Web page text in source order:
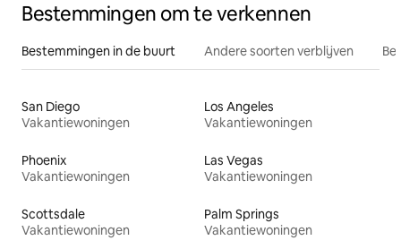
Bestemmingen om te verkennen
Bestemmingen in de buurt Andere soorten verblijven
San Diego
Vakantiewoningen
Los Angeles
Vakantiewoningen
Phoenix
Vakantiewoningen
Las Vegas
Vakantiewoningen
Scottsdale
Vakantiewoningen
Palm Springs
Vakantiewoningen